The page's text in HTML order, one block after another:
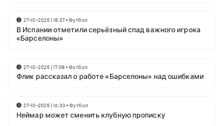
27-10-2025 | 18:37•Футбол
В Испании отметили серьёзный спад важного игрока
«Барселоны»
27-10-2025 | 17:08•Футбол
Флик рассказал о работе «Барселоны» над ошибками
27-10-2025 | 16:33 •Футбол
Неймар может сменить клубную прописку